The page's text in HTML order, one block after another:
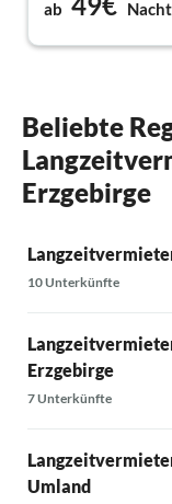
ab Nacht
Beliebte
Erzgebirge
10 Unterkünfte
Erzgebirge
7 Unterkünfte
Umland